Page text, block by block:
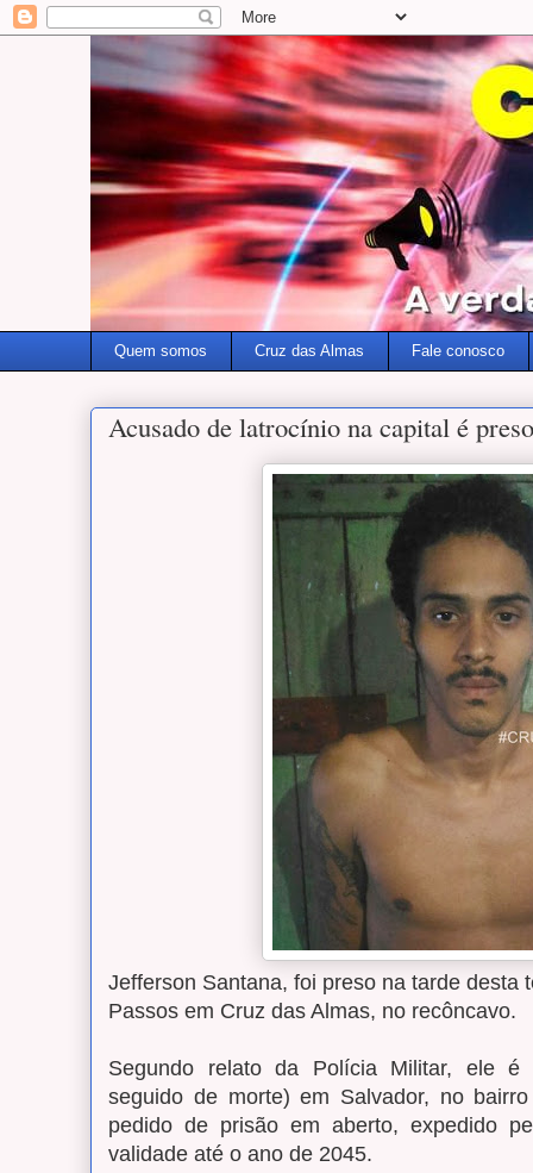
Quem somos Cruz das Almas Fale conosco
Acusado de latrocínio na capital é
Jefferson Santana, foi preso na tarde desta
Passos em Cruz das Almas, no recôncavo.
Segundo relato da Polícia Militar, ele é
seguido de morte) em Salvador, no
pedido de prisão em aberto, expedido
validade até o ano de 2045.